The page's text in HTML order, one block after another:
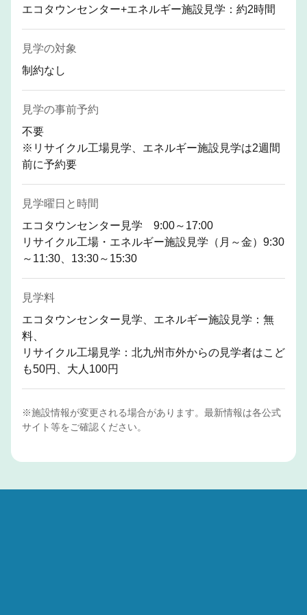
エコタウンセンター+エネルギー施設見学：約2時間
見学の対象
制約なし
見学の事前予約
不要
※リサイクル工場見学、エネルギー施設見学は2週間
前に予約要
見学曜日と時間
エコタウンセンター見学 9:00～17:00
リサイクル工場・エネルギー施設見学（月～金）9:30
～11:30、13:30～15:30
見学料
エコタウンセンター見学、エネルギー施設見学：無
料、
リサイクル工場見学：北九州市外からの見学者はこど
も50円、大人100円
※施設情報が変更される場合があります。最新情報は各公式
サイト等をご確認ください。